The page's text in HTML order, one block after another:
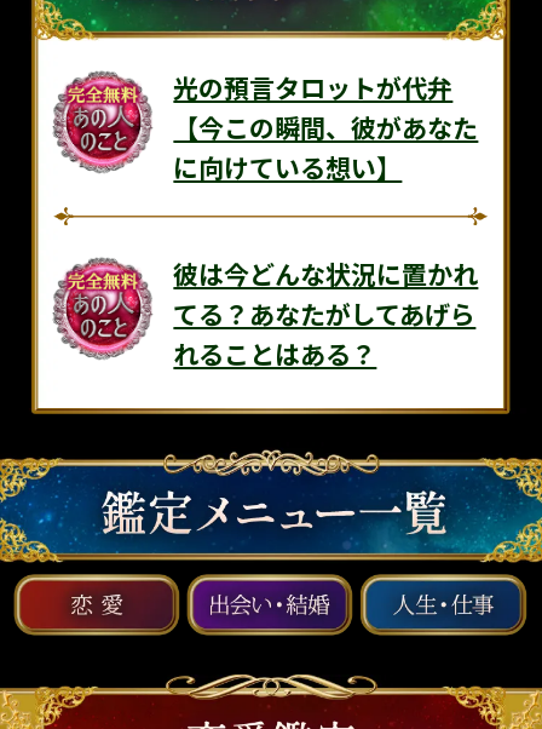
光の預言タロットが代弁
【今この瞬間、彼があなた
に向けている想い】
彼は今どんな状況に置かれ
てる？あなたがしてあげら
れることはある？